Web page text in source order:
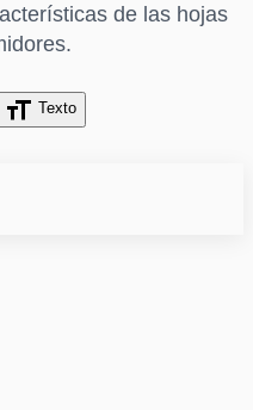
de las hojas
format_size Texto